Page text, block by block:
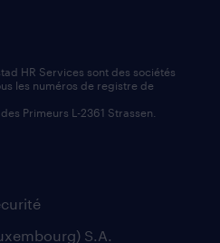
S.A.
HR Services sont des sociétés
les numéros de registre de
Primeurs L-2361 Strassen.